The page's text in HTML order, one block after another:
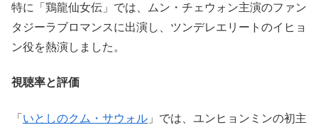
特に「鶏龍仙女伝」では、ムン・チェウォン主演のファン
タジーラブロマンスに出演し、ツンデレエリートのイヒョ
ン役を熱演しました。
視聴率と評価
「 いとしのクム・サウォル 」では、ユンヒョンミンの初主